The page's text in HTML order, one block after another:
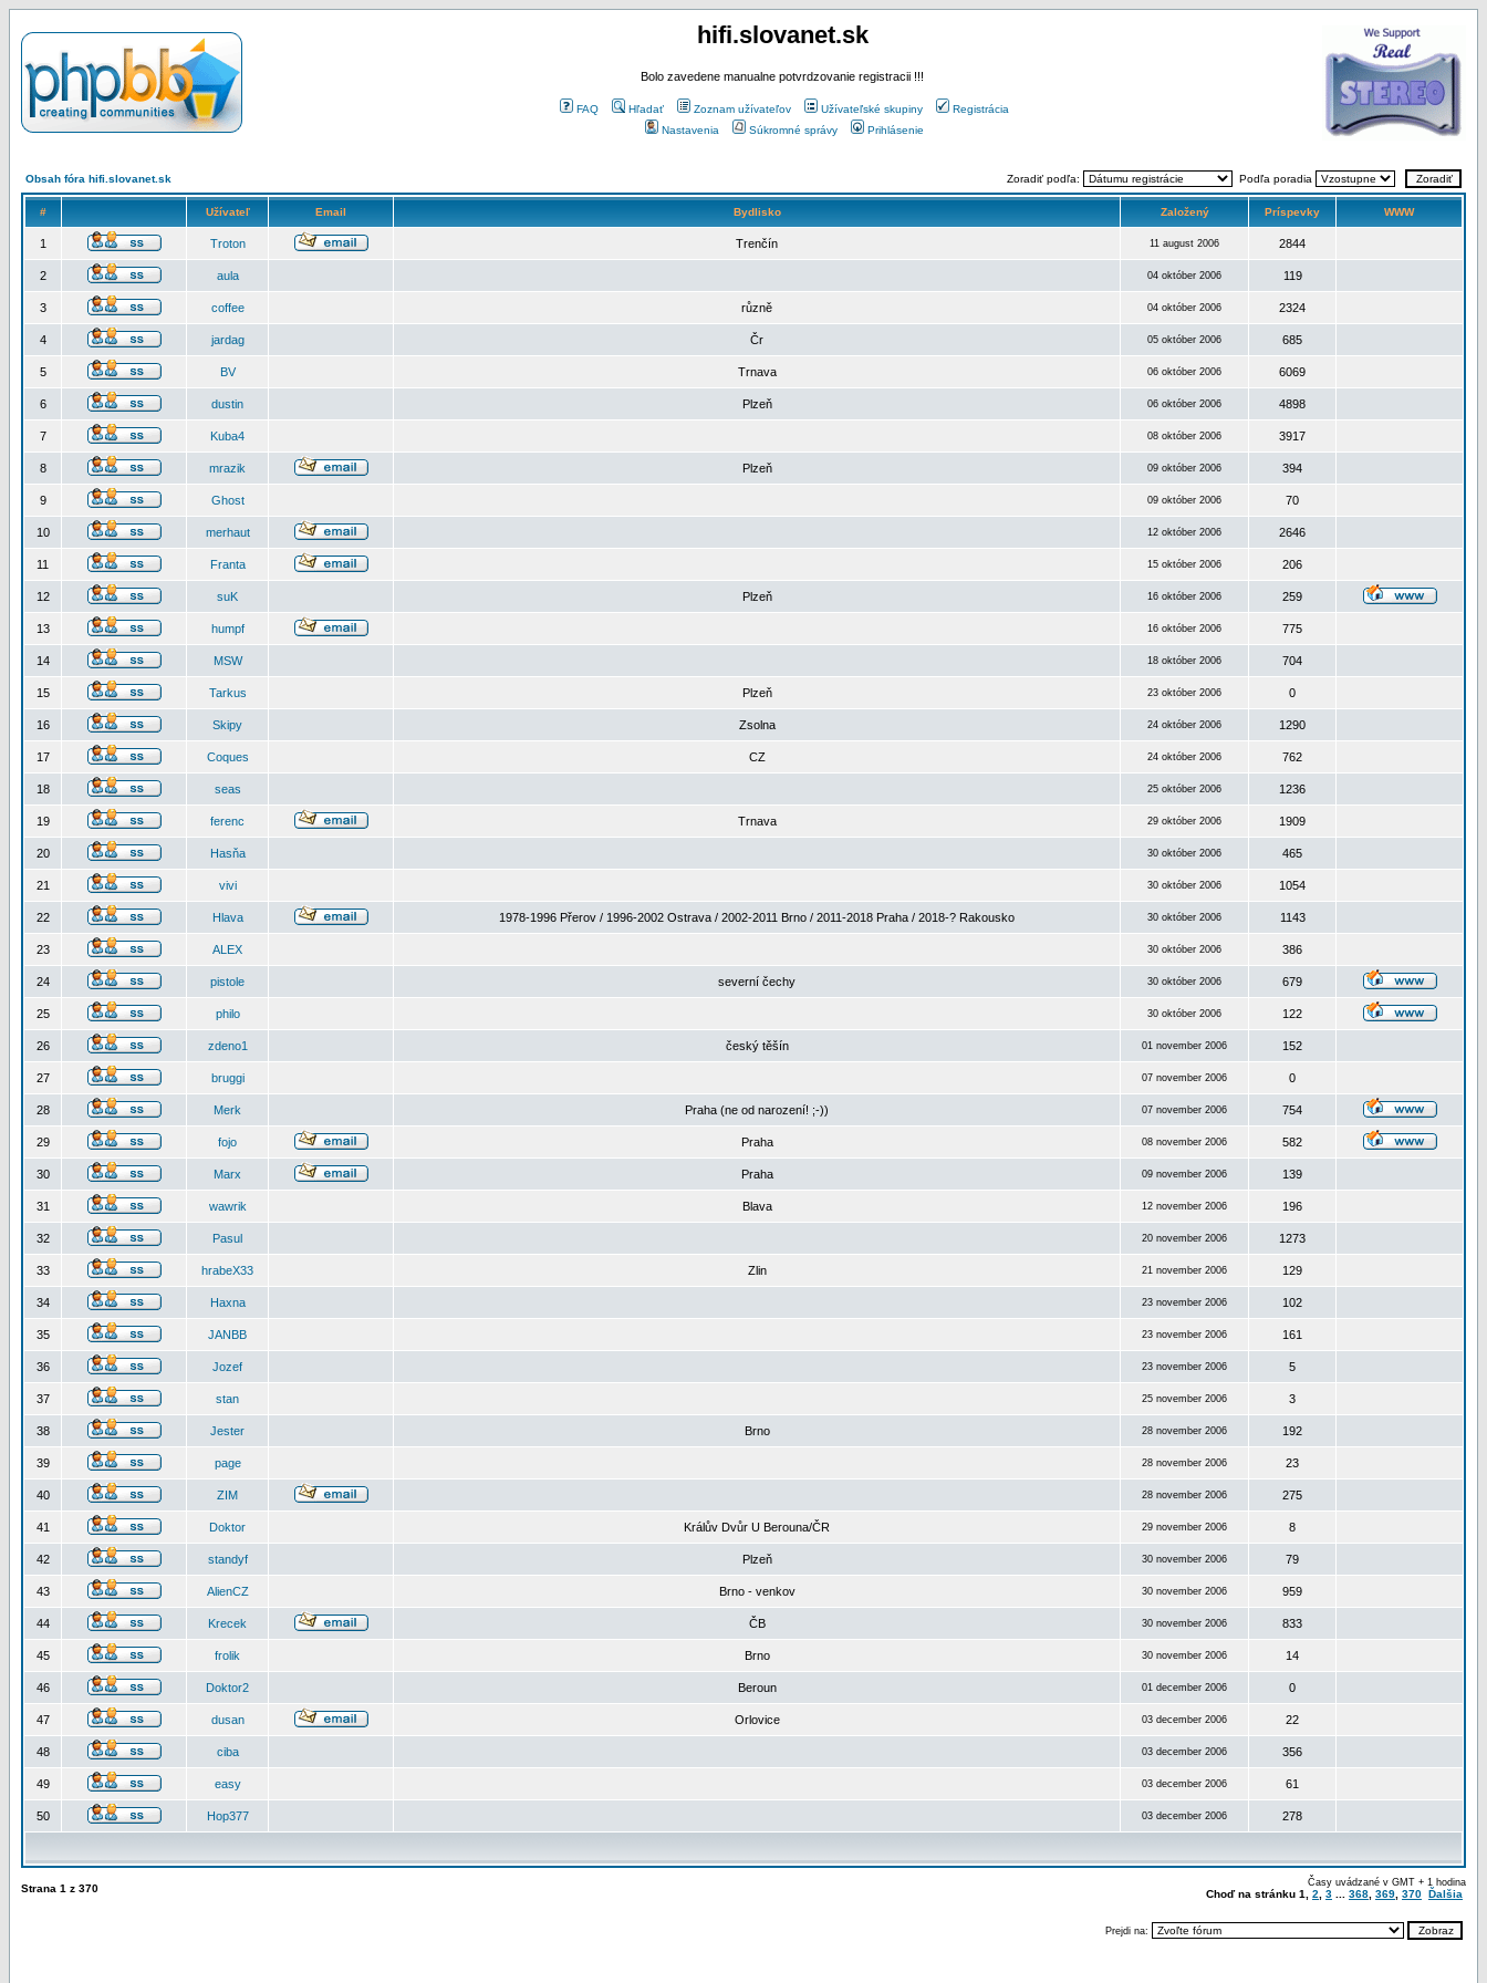
hifi.slovanet.sk
Bolo zavedene manualne potvrdzovanie registracii !!!
FAQ Hľadať Zoznam užívateľov Užívateľské skupiny
Registrácia
Nastavenia
Súkromné správy Prihlásenie
Obsah fóra hifi.slovanet.sk Zoradiť podľa: Podľa poradia
# Užívateľ Email Bydlisko Založený Príspevky WWW
1 Troton Trenčín 11 august 2006 2844
2 aula 04 október 2006 119
3 coffee různě 04 október 2006 2324
4 jardag Čr 05 október 2006 685
5 BV Trnava 06 október 2006 6069
6 dustin Plzeň 06 október 2006 4898
7 Kuba4 08 október 2006 3917
8 mrazik Plzeň 09 október 2006 394
9 Ghost 09 október 2006 70
10 merhaut 12 október 2006 2646
11 Franta 15 október 2006 206
12 suK Plzeň 16 október 2006 259
13 humpf 16 október 2006 775
14 MSW 18 október 2006 704
15 Tarkus Plzeň 23 október 2006 0
16 Skipy Zsolna 24 október 2006 1290
17 Coques CZ 24 október 2006 762
18 seas 25 október 2006 1236
19 ferenc Trnava 29 október 2006 1909
20 Hasňa 30 október 2006 465
21 vivi 30 október 2006 1054
22 Hlava 1978-1996 Přerov / 1996-2002 Ostrava / 2002-2011 Brno / 2011-2018 Praha / 2018-? Rakousko 30 október 2006 1143
23 ALEX 30 október 2006 386
24 pistole severní čechy 30 október 2006 679
25 philo 30 október 2006 122
26 zdeno1 český těšín 01 november 2006 152
27 bruggi 07 november 2006 0
28 Merk Praha (ne od narození! ;-)) 07 november 2006 754
29 fojo Praha 08 november 2006 582
30 Marx Praha 09 november 2006 139
31 wawrik Blava 12 november 2006 196
32 Pasul 20 november 2006 1273
33 hrabeX33 Zlin 21 november 2006 129
34 Haxna 23 november 2006 102
35 JANBB 23 november 2006 161
36 Jozef 23 november 2006 5
37 stan 25 november 2006 3
38 Jester Brno 28 november 2006 192
39 page 28 november 2006 23
40 ZIM 28 november 2006 275
41 Doktor Králův Dvůr U Berouna/ČR 29 november 2006 8
42 standyf Plzeň 30 november 2006 79
43 AlienCZ Brno - venkov 30 november 2006 959
44 Krecek ČB 30 november 2006 833
45 frolik Brno 30 november 2006 14
46 Doktor2 Beroun 01 december 2006 0
47 dusan Orlovice 03 december 2006 22
48 ciba 03 december 2006 356
49 easy 03 december 2006 61
50 Hop377 03 december 2006 278
Strana 1 z 370 Časy uvádzané v GMT + 1 hodina
Choď na stránku 1 2 3 368 369 370 Ďalšia
Prejdi na: